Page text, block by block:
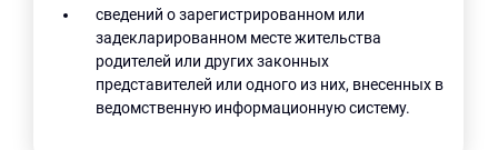
сведений о зарегистрированном или
задекларированном месте жительства
родителей или других законных
представителей или одного из них, внесенных в
ведомственную информационную систему.